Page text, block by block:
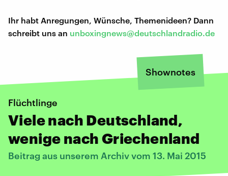
Ihr habt Anregungen, Wünsche, Themenideen? Dann
schreibt uns an unboxingnews@deutschlandradio.de
Shownotes
Flüchtlinge
Viele nach Deutschland,
wenige nach Griechenland
Beitrag aus unserem Archiv vom 13. Mai 2015